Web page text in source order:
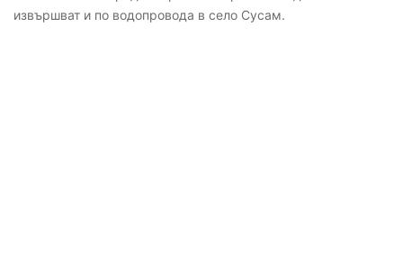
извършват и по водопровода в село Сусам.